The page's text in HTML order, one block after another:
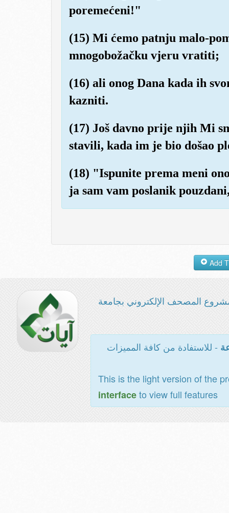
poremećeni!"
(15) Mi ćemo patnju malo-
mnogobožačku vjeru vratiti;
(16) ali onog Dana kada ih
kazniti.
(17) Još davno prije njih Mi
stavili, kada im je bio došao
(18) "Ispunite prema meni
ja sam vam poslanik
المصحف الإلكتروني بجامعة
- للاستفادة من كافة المميزات
This is the light version of the
interfaceto view full features